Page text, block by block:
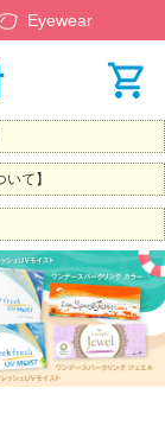
Eyewear
て】